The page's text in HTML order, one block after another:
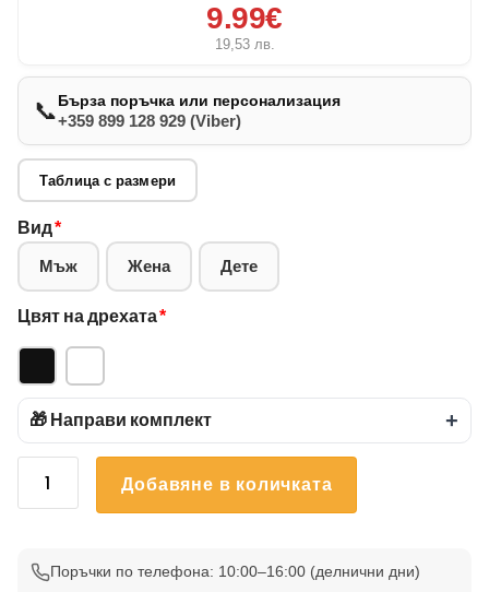
9.99€
19,53 лв.
📞Бърза поръчка или персонализация
+359 899 128 929 (Viber)
Таблица с размери
Вид*
Мъж Жена Дете
Цвят на дрехата*
🎁 Направи комплект +
количество
Вълни
Добавяне в количката
Поръчки по телефона: 10:00–16:00 (делнични дни)